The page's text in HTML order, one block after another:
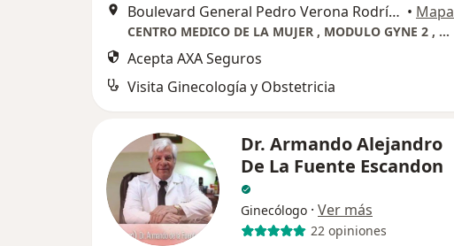
Boulevard General Pedro Verona Rodríguez Triana 652, Torreon • Mapa
CENTRO MEDICO DE LA MUJER , MODULO GYNE 2 , CONSULTORIO 207
Acepta AXA Seguros
Visita Ginecología y Obstetricia
Dr. Armando Alejandro
De La Fuente Escandon
Ginecólogo · Ver más
22 opiniones